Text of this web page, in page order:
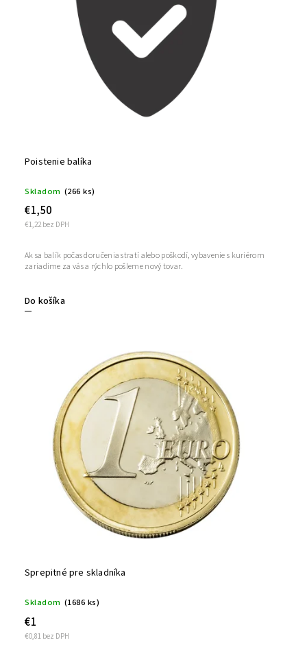
Poistenie balíka
Skladom (266 ks)
€1,22 bez DPH
€1,50
Do košíka
Ak sa balík počas doručenia stratí alebo poškodí, vybavenie s kuriérom
zariadime za vás a rýchlo pošleme nový tovar.
Sprepitné pre skladníka
Skladom (1686 ks)
€0,81 bez DPH
€1